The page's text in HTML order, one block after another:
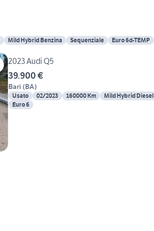
Mild Hybrid Benzina Sequenziale Euro 6d-TEMP
2023 Audi Q5
39.900 €
Bari (BA)
Usato 02/2023 160000 Km Mild Hybrid Diesel
Euro 6